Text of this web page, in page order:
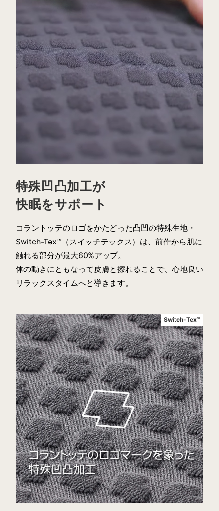
特殊凹凸加工が
快眠をサポート
コラントッテのロゴをかたどった凸凹の特殊生地・
Switch-Tex™（スイッチテックス）は、前作から肌に
触れる部分が最大60%アップ。
体の動きにともなって皮膚と擦れることで、心地良い
リラックスタイムへと導きます。
Switch-Tex™